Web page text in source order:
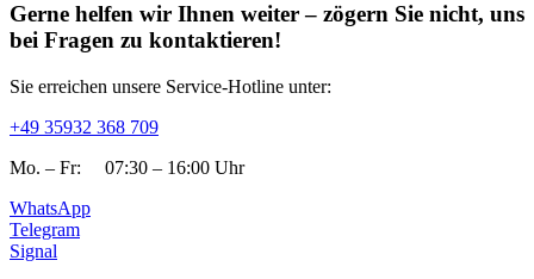
Gerne helfen wir Ihnen weiter – zögern Sie nicht, uns
bei Fragen zu kontaktieren!​
Sie erreichen unsere Service-Hotline unter:​
+49 35932 368 709
Mo. – Fr: 07:30 – 16:00 Uhr
WhatsApp
Telegram
Signal